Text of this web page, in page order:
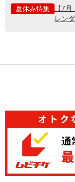
夏休み特集
【7
レン